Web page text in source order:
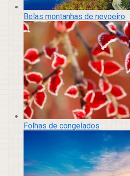
Belas montanhas de nevoeiro
Folhas de congelados